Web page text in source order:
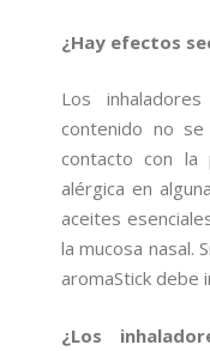
¿Hay efectos
Los
contenido no
contacto con la
alérgica en
aceites
la mucosa nasal.
aromaStick debe
¿Los